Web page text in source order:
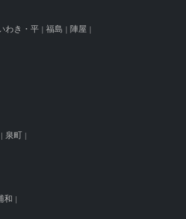
わき・平 福島 陣屋
泉町
和